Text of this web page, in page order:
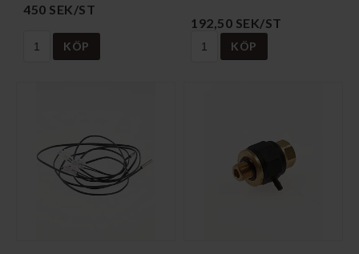
450 SEK/ST
KÖP
192,50 SEK/ST
KÖP